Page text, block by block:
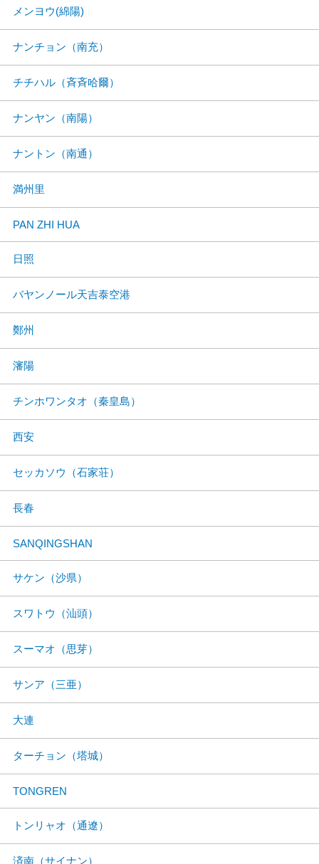
メンヨウ(綿陽)
ナンチョン（南充）
チチハル（斉斉哈爾）
ナンヤン（南陽）
ナントン（南通）
満州里
PAN ZHI HUA
日照
バヤンノール天吉泰空港
鄭州
瀋陽
チンホワンタオ（秦皇島）
西安
セッカソウ（石家荘）
長春
SANQINGSHAN
サケン（沙県）
スワトウ（汕頭）
スーマオ（思芽）
サンア（三亜）
大連
ターチョン（塔城）
TONGREN
トンリャオ（通遼）
済南（サイナン）